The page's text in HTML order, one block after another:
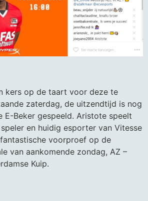
kers op de taart voor deze te
zaterdag, de uitzendtijd is nog
E-Beker gespeeld. Aristote speelt
en huidig esporter van Vitesse
fantastische voorproef op de
van aankomende zondag, AZ –
Kuip.